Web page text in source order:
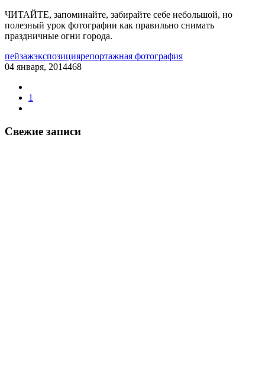
ЧИТАЙТЕ, запоминайте, забирайте себе небольшой, но
полезный урок фотографии как правильно снимать
праздничные огни города.
пейзажэкспозициярепортажная фотография
04 января, 2014468
1
Свежие записи